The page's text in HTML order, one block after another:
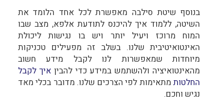
בנוסף שיטת סילבה מאפשרת לכל אחד הלומד את
השיטה, ללמוד איך להיכנס לתודעת אלפא, מצב שבו
המוח מרוכז ויעיל יותר ויש בו נגישות ליכולת
האינטואיטיבית שלנו. בשלב זה מפעילים טכניקות
מיוחדות שמאפשרות לנו לקבל מידע חשוב
מהאינטואיציה ולהשתמש במידע כדי להביןאיך לקבל
החלטותמתאימות לפי הצרכים שלנו. מדובר בכלי מאד
נגיש וחכם.